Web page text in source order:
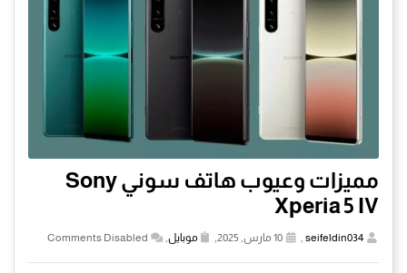
مميزات وعيوب هاتف سوني Sony
Xperia 5 IV
seifeldin034 موبايل Comments Disabled